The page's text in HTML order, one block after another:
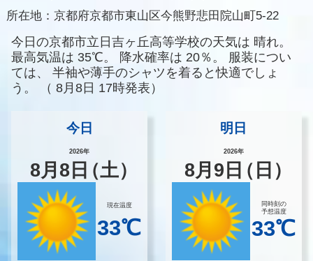
所在地： 京都府京都市東山区今熊野悲田院山町5-22
今日の京都市立日吉ヶ丘高等学校の天気は 晴れ。
最高気温は 35℃。 降水確率は 20％。
服装につい
ては、
半袖や薄手のシャツを着ると快適でしょ
う。
（ 8月8日 17時発表）
今日
2026年
8月8 日（土）
現在温度
33℃
明日
2026年
8月 9 日（日）
同時刻の
予想温度
33℃